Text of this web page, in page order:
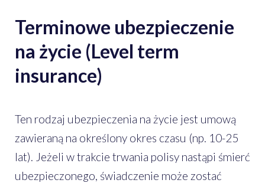
Terminowe ubezpieczenie
na życie (Level term
insurance)
Ten rodzaj ubezpieczenia na życie jest umową
zawieraną na określony okres czasu (np. 10-25
lat). Jeżeli w trakcie trwania polisy nastąpi śmierć
ubezpieczonego, świadczenie może zostać